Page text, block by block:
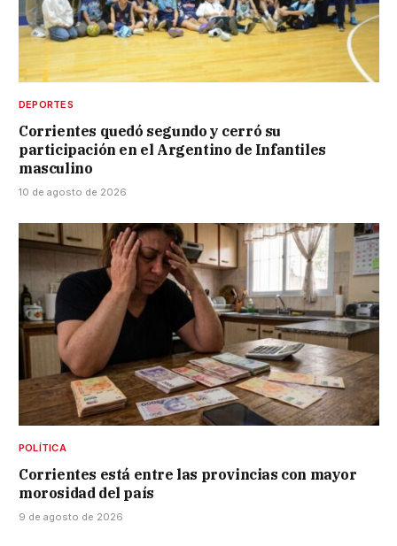
DEPORTES
Corrientes quedó segundo y cerró su
participación en el Argentino de Infantiles
masculino
10 de agosto de 2026
POLÍTICA
Corrientes está entre las provincias con mayor
morosidad del país
9 de agosto de 2026